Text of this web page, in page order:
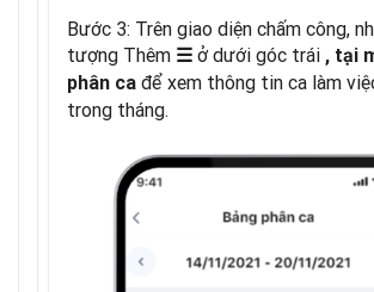
Bước 3: Trên giao diện chấm công,
tượng Thêm ☰ ở dưới góc trái , tại
phân ca để xem thông tin ca làm
trong tháng.